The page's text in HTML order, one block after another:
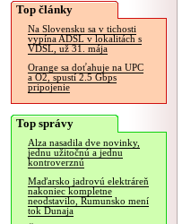
Top články
Na Slovensku sa v tichosti
vypína ADSL v lokalitách s
VDSL, už 31. mája
Orange sa doťahuje na UPC
a O2, spustí 2.5 Gbps
pripojenie
Top správy
Alza nasadila dve novinky,
jednu užitočnú a jednu
kontroverznú
Maďarsko jadrovú elektráreň
nakoniec kompletne
neodstavilo, Rumunsko mení
tok Dunaja